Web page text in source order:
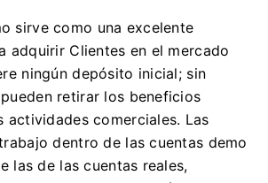
sirve como una excelente
adquirir Clientes en el mercado
ningún depósito inicial; sin
retirar los beneficios
actividades comerciales. Las
dentro de las cuentas demo
las de las cuentas reales,